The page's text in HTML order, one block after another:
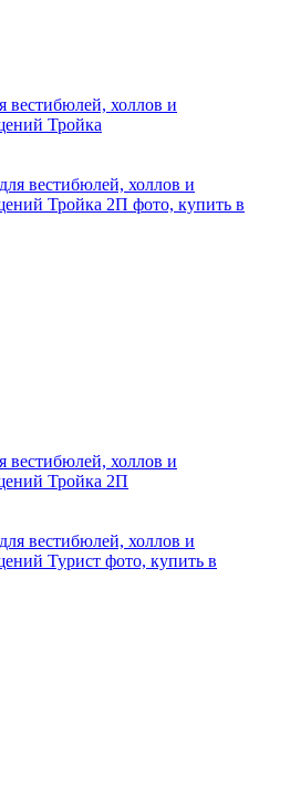
вестибюлей, холлов и
Тройка
вестибюлей, холлов и
Тройка 2П